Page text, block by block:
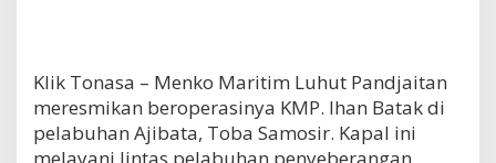
Klik Tonasa – Menko Maritim Luhut Pandjaitan
meresmikan beroperasinya KMP. Ihan Batak di
pelabuhan Ajibata, Toba Samosir. Kapal ini